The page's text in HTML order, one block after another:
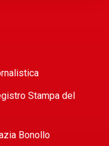
Stampa del
Bonollo